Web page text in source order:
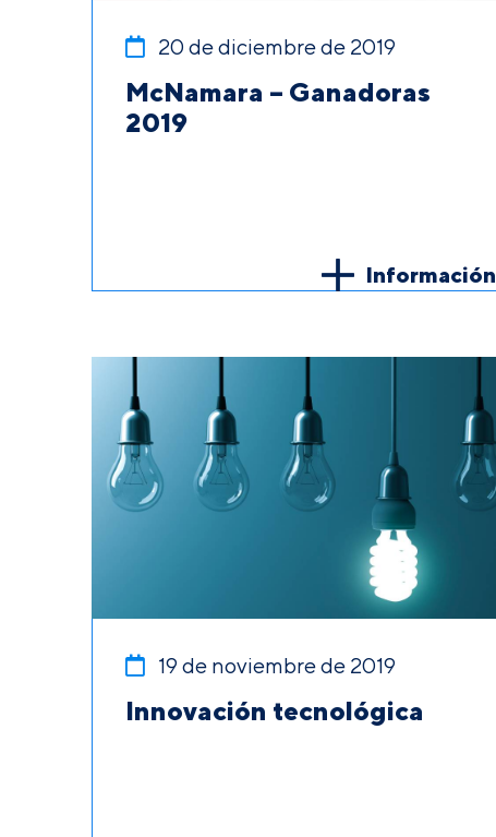
20 de diciembre de 2019
McNamara – Ganadoras
2019
Información
19 de noviembre de 2019
Innovación tecnológica